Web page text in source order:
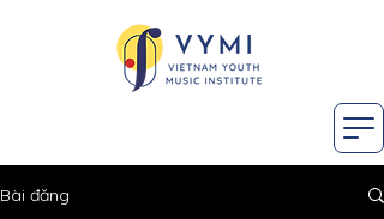
Bài đăng